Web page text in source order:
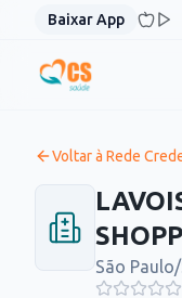
Pular para o conteúdo
Baixar App
Voltar à Rede
São Paulo/